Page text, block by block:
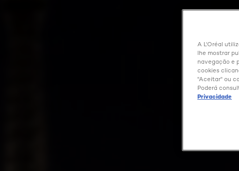
A L'Oréal
lhe mostrar
navegação e
cookies
"Aceitar" ou
Poderá
Privacidade